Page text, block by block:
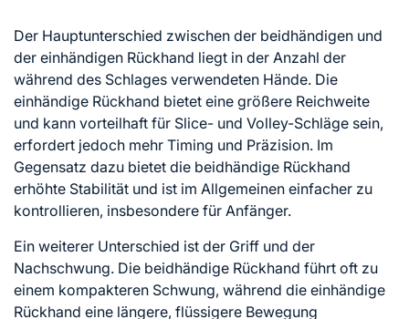
Der Hauptunterschied zwischen der beidhändigen und
der einhändigen Rückhand liegt in der Anzahl der
während des Schlages verwendeten Hände. Die
einhändige Rückhand bietet eine größere Reichweite
und kann vorteilhaft für Slice- und Volley-Schläge sein,
erfordert jedoch mehr Timing und Präzision. Im
Gegensatz dazu bietet die beidhändige Rückhand
erhöhte Stabilität und ist im Allgemeinen einfacher zu
kontrollieren, insbesondere für Anfänger.
Ein weiterer Unterschied ist der Griff und der
Nachschwung. Die beidhändige Rückhand führt oft zu
einem kompakteren Schwung, während die einhändige
Rückhand eine längere, flüssigere Bewegung